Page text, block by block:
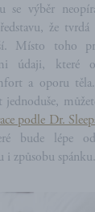
se výběr
že tvrdá
Místo toho
údaji, které
a oporu
jednoduše,
podle Dr.
bude lépe
i způsobu spánku.